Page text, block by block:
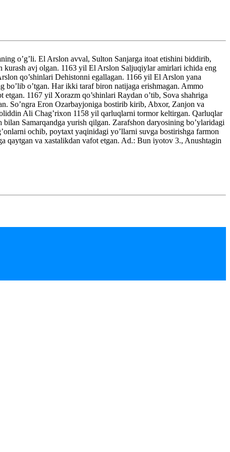
o’g’li. El Arslon avval, Sulton Sanjarga itoat etishini biddirib,
kurash avj olgan. 1163 yil El Arslon Saljuqiylar amirlari ichida eng
qo’shinlari Dehistonni egallagan. 1166 yil El Arslon yana
bo’lib o’tgan. Har ikki taraf biron natijaga erishmagan. Ammo
1167 yil Xorazm qo’shinlari Raydan o’tib, Sova shahriga
So’ngra Eron Ozarbayjoniga bostirib kirib, Abxor, Zanjon va
Ali Chag’rixon 1158 yil qarluqlarni tormor keltirgan. Qarluqlar
Samarqandga yurish qilgan. Zarafshon daryosining bo’ylaridagi
ochib, poytaxt yaqinidagi yo’llarni suvga bostirishga farmon
qaytgan va xastalikdan vafot etgan. Ad.: Bun iyotov 3., Anushtagin